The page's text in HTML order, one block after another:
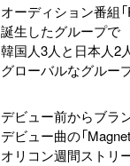
オーディション番組
誕生したグループで
韓国人3人と日本人2
グローバルなグルー
デビュー前からブラ
デビュー曲の「
オリコン週間ストリ